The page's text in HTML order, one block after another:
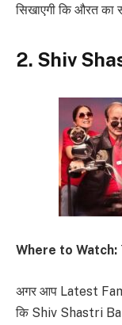
सिखाएगी कि औरत का
2. Shiv
Where to Watch:
अगर आप Latest
कि Shiv Shastri